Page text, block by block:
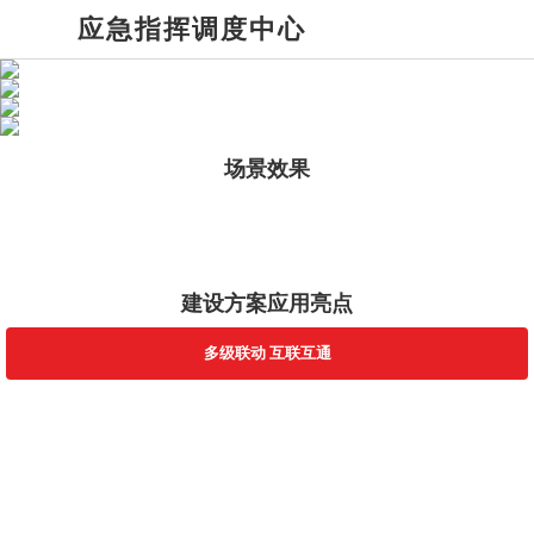
应急指挥调度中心
场景效果
建设方案应用亮点
多级联动 互联互通